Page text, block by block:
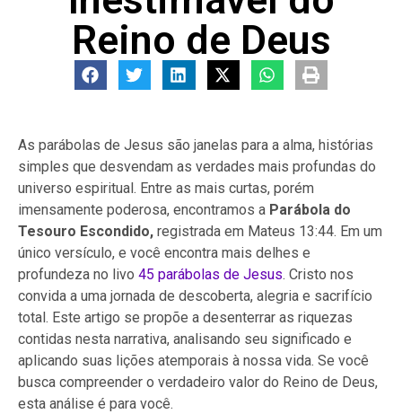
Reino de Deus
As parábolas de Jesus são janelas para a alma, histórias
simples que desvendam as verdades mais profundas do
universo espiritual. Entre as mais curtas, porém
imensamente poderosa, encontramos a Parábola do
Tesouro Escondido, registrada em Mateus 13:44. Em um
único versículo, e você encontra mais delhes e
profundeza no livo 45 parábolas de Jesus. Cristo nos
convida a uma jornada de descoberta, alegria e sacrifício
total. Este artigo se propõe a desenterrar as riquezas
contidas nesta narrativa, analisando seu significado e
aplicando suas lições atemporais à nossa vida. Se você
busca compreender o verdadeiro valor do Reino de Deus,
esta análise é para você.